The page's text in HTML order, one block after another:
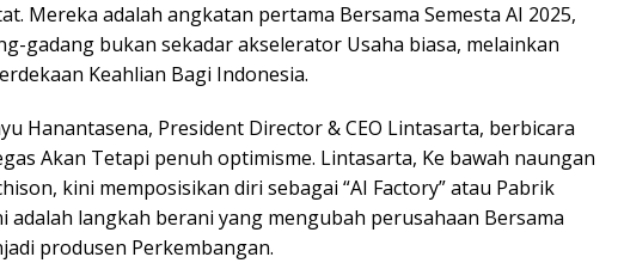
Mereka adalah angkatan pertama Bersama Semesta AI 2025,
gadang bukan sekadar akselerator Usaha biasa, melainkan
Keahlian Bagi Indonesia.
Hanantasena, President Director & CEO Lintasarta, berbicara
Akan Tetapi penuh optimisme. Lintasarta, Ke bawah naungan
kini memposisikan diri sebagai “AI Factory” atau Pabrik
adalah langkah berani yang mengubah perusahaan Bersama
produsen Perkembangan.